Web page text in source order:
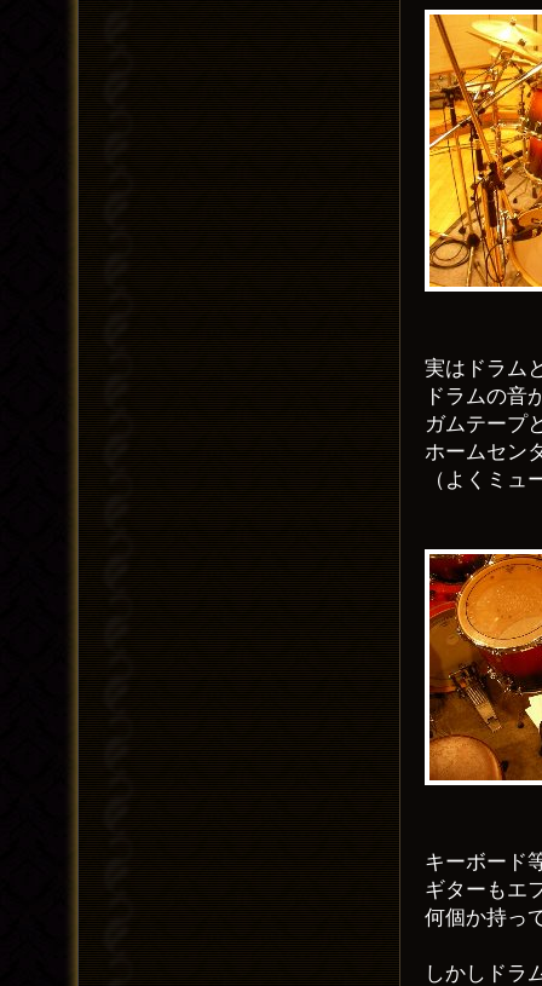
実はドラム
ドラムの音
ガムテープ
ホームセン
（よくミ
キーボード
ギターもエ
何個か持っ
しかしドラ